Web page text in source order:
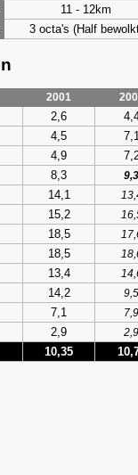
11 - 12km
3 octa's (Half
2001
2,6
4,5
4,9
8,3
9,3
14,1
15,2
18,5
18,5
13,4
14,2
9,5
7,1
7,9
2,9 2,9
10,35